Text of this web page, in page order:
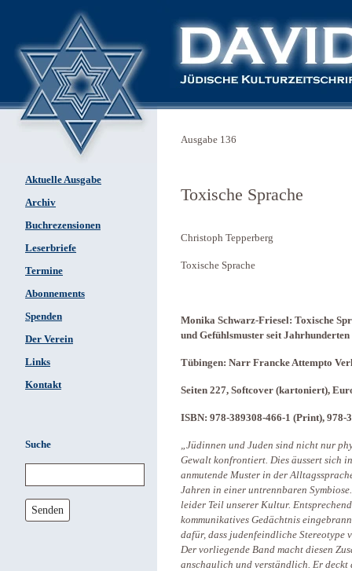
Aktuelle Ausgabe
Archiv
Buchrezensionen
Leserbriefe
Termine
Abonnements
Spenden
Der Verein
Links
Kontakt
Suche
Senden
Ausgabe 136
Toxische Sprache
Christoph Tepperberg
Toxische Sprache
Monika Schwarz-Friesel: Toxische
und Gefühlsmuster seit
Tübingen: Narr Francke Attempto
Seiten 227, Softcover (kartoniert),
ISBN: 978-389308-466-1 (Print), 978-
„Jüdinnen und Juden sind nicht nur
Gewalt konfrontiert. Dies äussert sich
anmutende Muster in der
Jahren in einer untrennbaren
leider Teil unserer Kultur.
kommunikatives Gedächtnis
dafür, dass judenfeindliche Stereotype
Der vorliegende Band macht diesen
anschaulich und verständlich. Er